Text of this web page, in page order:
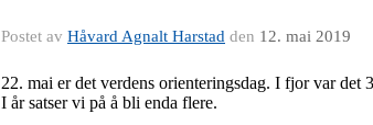
Postet av Håvard Agnalt Harstad den 12. mai 2019
22. mai er det verdens orienteringsdag. I fjor var
I år satser vi på å bli enda flere.